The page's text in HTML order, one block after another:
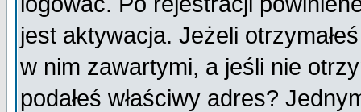
jest aktywacja. Jeżeli
w nim zawartymi, a jeśli nie
podałeś właściwy adres?